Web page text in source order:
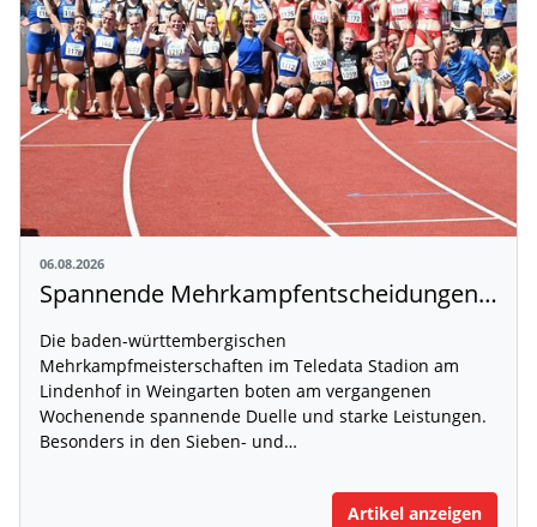
06.08.2026
Spannende Mehrkampfentscheidungen in Weingarten
Die baden-württembergischen
Mehrkampfmeisterschaften im Teledata Stadion am
Lindenhof in Weingarten boten am vergangenen
Wochenende spannende Duelle und starke Leistungen.
Besonders in den Sieben- und…
Artikel anzeigen